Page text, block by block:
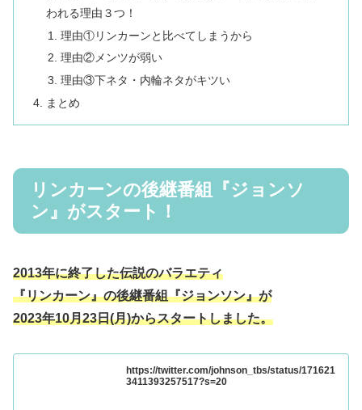
われる理由３つ！
理由①リンカーンと比べてしまうから
理由②メンツが弱い
理由③下ネタ・内輪ネタがキツい
まとめ
リンカーンの後継番組『ジョンソ
ン』がスタート！
2013年に終了した伝説のバラエティ
『リンカーン』の後継番組『ジョンソン』が
2023年10月23日(月)からスタートしました。
https://twitter.com/johnson_tbs/status/171621
3411393257517?s=20